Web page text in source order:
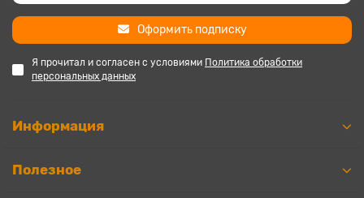
Оформить подписку
Я прочитал и согласен с условиями Политика обработки
персональных данных
Информация
Полезное